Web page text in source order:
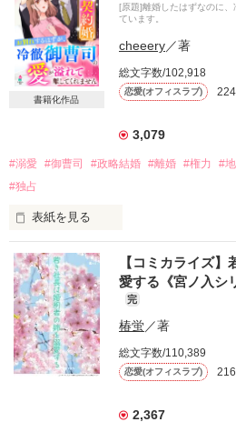
書籍化作品
[原題]離婚したはずなのに
ています。
cheeery／著
総文字数/102,918
恋愛(オフィスラブ)
3,079
#溺愛 #御曹司 #政略結婚 #離婚 #権力 #
#独占
表紙を見る
「離婚してください」
イケメン御曹司と契約結婚させられ
良妻になろうと努めてきた。
身体の関係も無い生活に
【コミカライズ
愛する《宮ノ入シ
完
椿蛍／著
総文字数/110,389
恋愛(オフィスラブ)
2,367